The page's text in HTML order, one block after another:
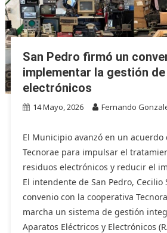
San Pedro firmó un
implementar la gestión
electrónicos
14 Mayo, 2026 Fernando
El Municipio avanzó en un acuerdo
Tecnorae para impulsar el
residuos electrónicos y reducir el
El intendente de San Pedro, Cecilio
convenio con la cooperativa
marcha un sistema de gestión
Aparatos Eléctricos y Electrónicos